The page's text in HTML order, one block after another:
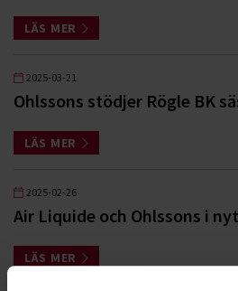
LÄS MER
2025-03-21
Ohlssons stödjer Rögle BK
LÄS MER
2025-02-26
Air Liquide och Ohlssons i
LÄS MER